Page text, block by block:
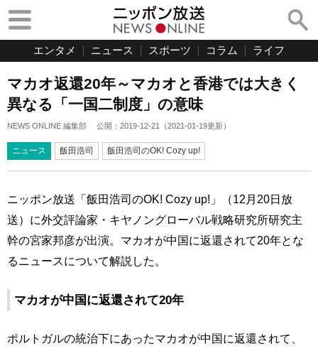
エンタメ ニュース スポーツ コラム ライフ
マカオ返還20年～マカオと香港では大きく
異なる「一国二制度」の意味
NEWS ONLINE 編集部 公開： 2019-12-21 （2021-01-19更新）
ニュース 飯田浩司 飯田浩司のOK! Cozy up!
ニッポン放送「飯田浩司のOK! Cozy up!」（12月20日放
送）に外交評論家・キヤノングローバル戦略研究所研究主
幹の宮家邦彦が出演。マカオが中国に返還されて20年とな
るニュースについて解説した。
マカオが中国に返還されて20年
ポルトガルの統治下にあったマカオが中国に返還されて、